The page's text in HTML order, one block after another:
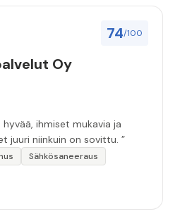
74/100
Oy
ihmiset mukavia ja
juuri niinkuin on sovittu. ”
Sähkösaneeraus